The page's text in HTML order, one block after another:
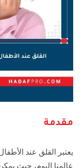
مقدمة
يعتبر القلق عند
عالمنا اليوم، حيث